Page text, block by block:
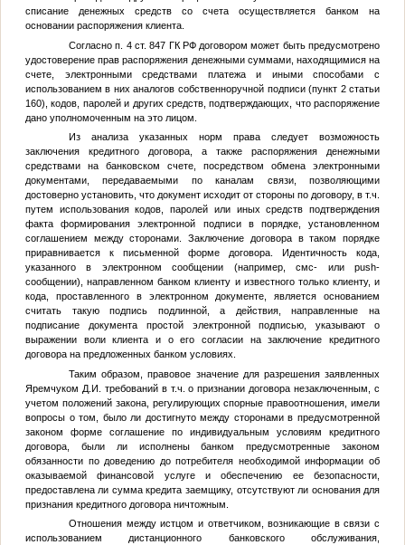
списание денежных средств со счета осуществляется банком на
основании распоряжения клиента.
Согласно п. 4 ст. 847 ГК РФ договором может быть предусмотрено
удостоверение прав распоряжения денежными суммами, находящимися на
счете, электронными средствами платежа и иными способами с
использованием в них аналогов собственноручной подписи (пункт 2 статьи
160), кодов, паролей и других средств, подтверждающих, что распоряжение
дано уполномоченным на это лицом.
Из анализа указанных норм права следует возможность
заключения кредитного договора, а также распоряжения денежными
средствами на банковском счете, посредством обмена электронными
документами, передаваемыми по каналам связи, позволяющими
достоверно установить, что документ исходит от стороны по договору, в т.ч.
путем использования кодов, паролей или иных средств подтверждения
факта формирования электронной подписи в порядке, установленном
соглашением между сторонами. Заключение договора в таком порядке
приравнивается к письменной форме договора. Идентичность кода,
указанного в электронном сообщении (например, смс- или push-
сообщении), направленном банком клиенту и известного только клиенту, и
кода, проставленного в электронном документе, является основанием
считать такую подпись подлинной, а действия, направленные на
подписание документа простой электронной подписью, указывают о
выражении воли клиента и о его согласии на заключение кредитного
договора на предложенных банком условиях.
Таким образом, правовое значение для разрешения заявленных
Яремчуком Д.И. требований в т.ч. о признании договора незаключенным, с
учетом положений закона, регулирующих спорные правоотношения, имели
вопросы о том, было ли достигнуто между сторонами в предусмотренной
законом форме соглашение по индивидуальным условиям кредитного
договора, были ли исполнены банком предусмотренные законом
обязанности по доведению до потребителя необходимой информации об
оказываемой финансовой услуге и обеспечению ее безопасности,
предоставлена ли сумма кредита заемщику, отсутствуют ли основания для
признания кредитного договора ничтожным.
Отношения между истцом и ответчиком, возникающие в связи с
использованием дистанционного банковского обслуживания,